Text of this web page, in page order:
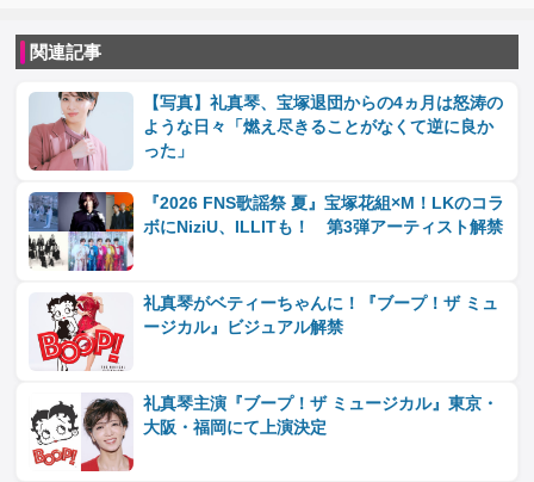
関連記事
【写真】礼真琴、宝塚退団からの4ヵ月は怒涛の
ような日々「燃え尽きることがなくて逆に良か
った」
『2026 FNS歌謡祭 夏』宝塚花組×M！LKのコラ
ボにNiziU、ILLITも！ 第3弾アーティスト解禁
礼真琴がベティーちゃんに！『ブープ！ザ ミュ
ージカル』ビジュアル解禁
礼真琴主演『ブープ！ザ ミュージカル』東京・
大阪・福岡にて上演決定